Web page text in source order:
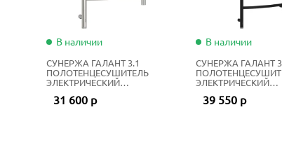
В наличии
СУНЕРЖА ГАЛАНТ 3.1
ПОЛОТЕНЦЕСУШИТЕЛЬ
ЭЛЕКТРИЧЕСКИЙ
НЕРЖАВЕЮЩАЯ СТАЛЬ
31 600 р
В наличии
СУНЕРЖА ГАЛАНТ
ЭЛЕКТРИЧЕСКИЙ
МАТОВЫЙ ЧЁРНЫЙ
39 550 р